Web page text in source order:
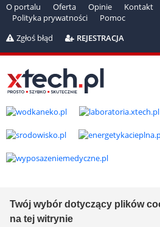
Twój wybór dotyczący plików
na tej witrynie
O portalu Oferta Opinie Kontakt
Polityka prywatności
Pomoc
Zgłoś błąd
REJESTRACJA
Wszelkie prawa zastrzeżone. Ver.
Created by:
it.xtech.pl - Software House